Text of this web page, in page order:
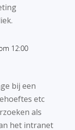
12:00
bij een
etc
als
het intranet